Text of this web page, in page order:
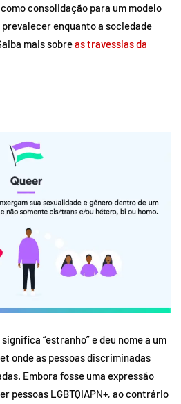
consolidação para um modelo
enquanto a sociedade
mais sobreas travessias da
“estranho” e deu nome a um
onde as pessoas discriminadas
Embora fosse uma expressão
pessoas LGBTQIAPN+, ao contrário